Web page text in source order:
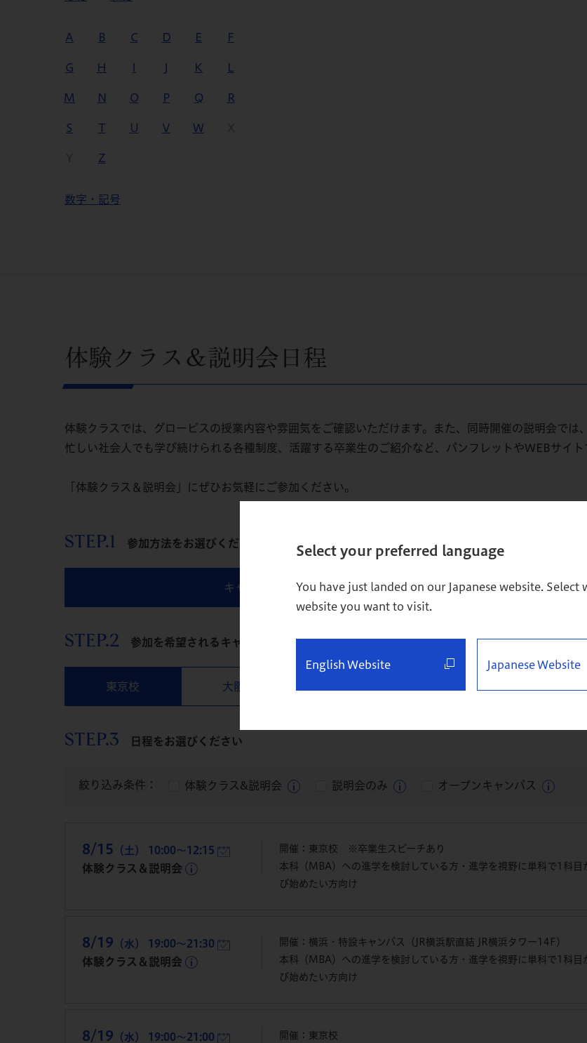
Select your preferred language
You have just landed on our Japanese website. Select
website you want to visit.
English Website Japanese Website
A B C D E F
G H K
M N O P Q R
S T U V W
Z
数字・記号
体験クラス＆説明会日程
体験クラスでは、グロービスの授業内容や雰囲気をご確認いただけます。また、同時開催の説明会で
忙しい社会人でも学び続けられる各種制度、活躍する卒業生のご紹介など、パンフレットやWEBサイ
「体験クラス＆説明会」にぜひお気軽にご参加ください。
STEP.1 参加方法をお選びください
キャンパスで参加
STEP.2 参加を希望されるキャンパスをお選びください
東京校 大阪校
STEP.3 日程をお選びください
絞り込み条件： 体験クラス&説明会 説明会のみ オープンキャンパス
8/15 （土） 10:00～12:15
体験クラス＆説明会
開催：東京校 ※卒業生スピーチあり
本科（MBA）への進学を検討している方・進学を視野に単科で1科目
び始めたい方向け
8/19 （水） 19:00～21:30
体験クラス＆説明会
開催：横浜・特設キャンパス（JR横浜駅直結 JR横浜タワー14F）
本科（MBA）への進学を検討している方・進学を視野に単科で1科目
び始めたい方向け
8/19 （水） 19:00～21:00
開催：東京校